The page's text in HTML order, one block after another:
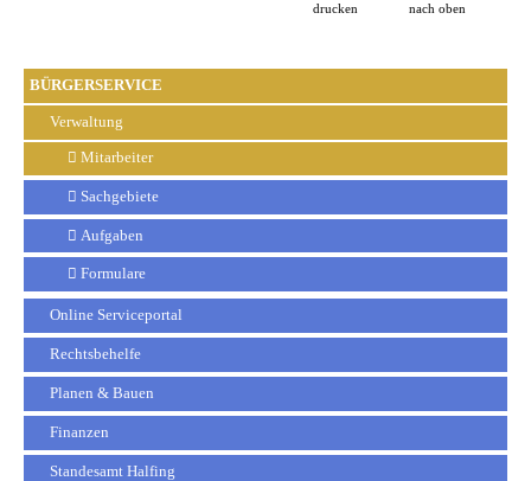
BÜRGERSERVICE
Verwaltung
Mitarbeiter
Sachgebiete
Aufgaben
Formulare
Online Serviceportal
Rechtsbehelfe
Planen & Bauen
Finanzen
Standesamt Halfing
drucken nach oben